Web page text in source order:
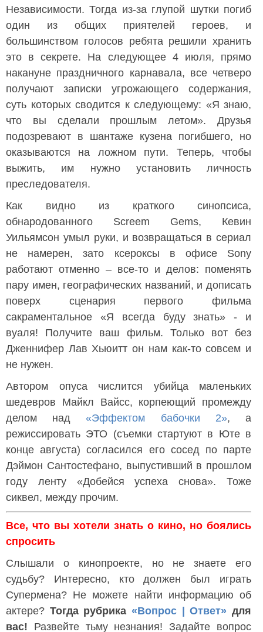
Независимости. Тогда из-за глупой шутки погиб
один из общих приятелей героев, и
большинством голосов ребята решили хранить
это в секрете. На следующее 4 июля, прямо
накануне праздничного карнавала, все четверо
получают записки угрожающего содержания,
суть которых сводится к следующему: «Я знаю,
что вы сделали прошлым летом». Друзья
подозревают в шантаже кузена погибшего, но
оказываются на ложном пути. Теперь, чтобы
выжить, им нужно установить личность
преследователя.
Как видно из краткого синопсиса,
обнародованного Screem Gems, Кевин
Уильямсон умыл руки, и возвращаться в сериал
не намерен, зато ксероксы в офисе Sony
работают отменно – все-то и делов: поменять
пару имен, географических названий, и дописать
поверх сценария первого фильма
сакраментальное «Я всегда буду знать» - и
вуаля! Получите ваш фильм. Только вот без
Дженнифер Лав Хьюитт он нам как-то совсем и
не нужен.
Автором опуса числится убийца маленьких
шедевров Майкл Вайсс, корпеющий промежду
делом над«Эффектом бабочки 2», а
режиссировать ЭТО (съемки стартуют в Юте в
конце августа) согласился его сосед по парте
Дэймон Сантостефано, выпустивший в прошлом
году ленту «Добейся успеха снова». Тоже
сиквел, между прочим.
Все, что вы хотели знать о кино, но боялись
спросить
Слышали о кинопроекте, но не знаете его
судьбу? Интересно, кто должен был играть
Супермена? Не можете найти информацию об
актере? Тогда рубрика«Вопрос | Ответ» для
вас! Развейте тьму незнания! Задайте вопрос